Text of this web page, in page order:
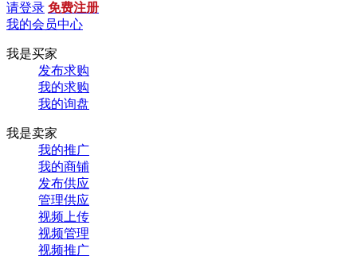
请登录 免费注册
我的会员中心
我是买家
发布求购
我的求购
我的询盘
我是卖家
我的推广
我的商铺
发布供应
管理供应
视频上传
视频管理
视频推广